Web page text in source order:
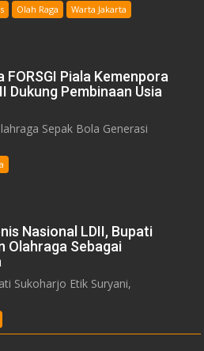
Olah Raga Warta Jakarta
FORSGI Piala Kemenpora
Dukung Pembinaan Usia
Sepak Bola Generasi
Nasional LDII, Bupati
Olahraga Sebagai
Sukoharjo Etik Suryani,